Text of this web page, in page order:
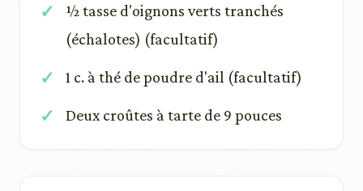
½ tasse d'oignons verts tranchés
(échalotes) (facultatif)
1 c. à thé de poudre d'ail (facultatif)
Deux croûtes à tarte de 9 pouces